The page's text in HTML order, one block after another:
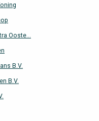
Ooste...
B.V.
B.V.